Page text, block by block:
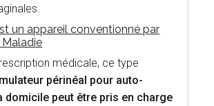
un appareil conventionné par
Maladie
médicale, ce type
périnéal pour auto-
domicile peut être pris en charge